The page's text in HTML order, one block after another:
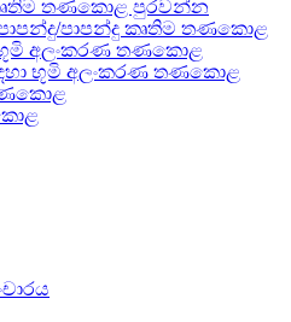
තණකොළ පුරවන්න
පාපන්දු කෘතිම තණකොළ
භූමි අලංකරණ තණකොළ
භූමි අලංකරණ තණකොළ